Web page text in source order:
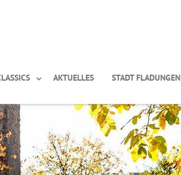
AKTUELLES STADT FLADUNGEN